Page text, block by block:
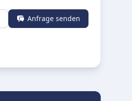
Anfrage senden